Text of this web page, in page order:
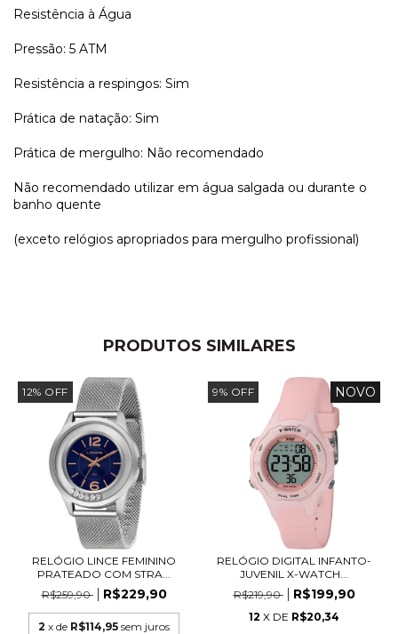
Resistência à Água
Pressão: 5 ATM
Resistência a respingos: Sim
Prática de natação: Sim
Prática de mergulho: Não recomendado
Não recomendado utilizar em água salgada ou durante o
banho quente
(exceto relógios apropriados para mergulho profissional)
PRODUTOS SIMILARES
12% OFF
RELÓGIO LINCE FEMININO
PRATEADO COM STRA...
R$259,90
R$229,90
2 x de R$114,95 sem juros
9% OFF NOVO
RELÓGIO DIGITAL INFANTO-
JUVENIL X-WATCH...
R$219,90
R$199,90
12 X DE R$20,34